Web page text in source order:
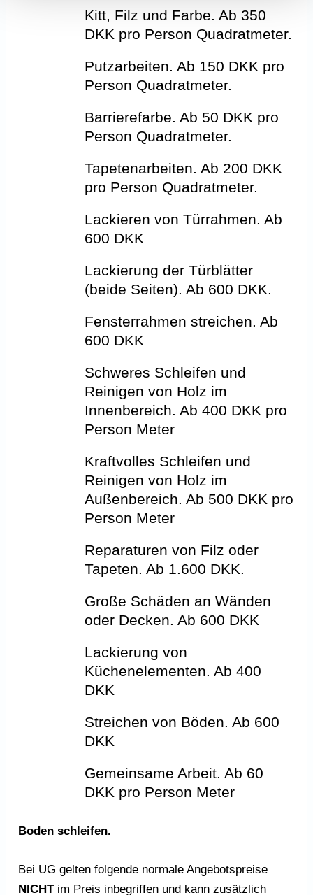
Kitt, Filz und Farbe. Ab 350
DKK pro Person Quadratmeter.
Putzarbeiten. Ab 150 DKK pro
Person Quadratmeter.
Barrierefarbe. Ab 50 DKK pro
Person Quadratmeter.
Tapetenarbeiten. Ab 200 DKK
pro Person Quadratmeter.
Lackieren von Türrahmen. Ab
600 DKK
Lackierung der Türblätter
(beide Seiten). Ab 600 DKK.
Fensterrahmen streichen. Ab
600 DKK
Schweres Schleifen und
Reinigen von Holz im
Innenbereich. Ab 400 DKK pro
Person Meter
Kraftvolles Schleifen und
Reinigen von Holz im
Außenbereich. Ab 500 DKK pro
Person Meter
Reparaturen von Filz oder
Tapeten. Ab 1.600 DKK.
Große Schäden an Wänden
oder Decken. Ab 600 DKK
Lackierung von
Küchenelementen. Ab 400
DKK
Streichen von Böden. Ab 600
DKK
Gemeinsame Arbeit. Ab 60
DKK pro Person Meter
Boden schleifen.
Bei UG gelten folgende normale Angebotspreise
NICHTim Preis inbegriffen und kann zusätzlich